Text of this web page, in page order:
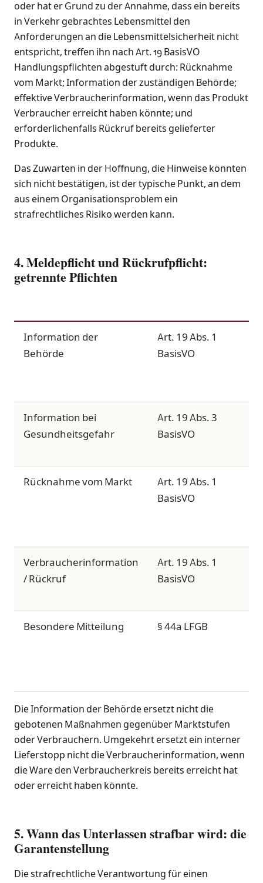
oder hat er Grund zu der Annahme, dass ein bereits
in Verkehr gebrachtes Lebensmittel den
Anforderungen an die Lebensmittelsicherheit nicht
entspricht, treffen ihn nach Art. 19 BasisVO
Handlungspflichten abgestuft durch: Rücknahme
vom Markt; Information der zuständigen Behörde;
effektive Verbraucherinformation, wenn das Produkt
Verbraucher erreicht haben könnte; und
erforderlichenfalls Rückruf bereits gelieferter
Produkte.
Das Zuwarten in der Hoffnung, die Hinweise könnten
sich nicht bestätigen, ist der typische Punkt, an dem
aus einem Organisationsproblem ein
strafrechtliches Risiko werden kann.
4. Meldepflicht und Rückrufpflicht:
getrennte Pflichten
Information der
Behörde
Art. 19 Abs. 1
BasisVO
Information bei
Gesundheitsgefahr
Art. 19 Abs. 3
BasisVO
Rücknahme vom Markt
Art. 19 Abs. 1
BasisVO
Verbraucherinformation
/ Rückruf
Art. 19 Abs. 1
BasisVO
Besondere Mitteilung § 44a LFGB
Die Information der Behörde ersetzt nicht die
gebotenen Maßnahmen gegenüber Marktstufen
oder Verbrauchern. Umgekehrt ersetzt ein interner
Lieferstopp nicht die Verbraucherinformation, wenn
die Ware den Verbraucherkreis bereits erreicht hat
oder erreicht haben könnte.
5. Wann das Unterlassen strafbar wird: die
Garantenstellung
Die strafrechtliche Verantwortung für einen